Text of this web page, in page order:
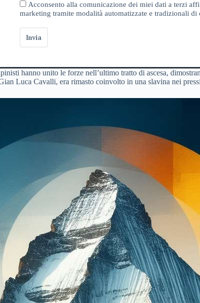
Acconsento alla comunicazione dei miei dati a terzi
marketing tramite modalità automatizzate e tradizionali di
Invia
hanno unito le forze nell’ultimo tratto di ascesa,
Luca Cavalli, era rimasto coinvolto in una slavina nei